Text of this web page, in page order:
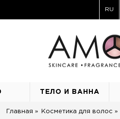
RU
ТЕЛО И ВАННА
Главная Косметика для волос